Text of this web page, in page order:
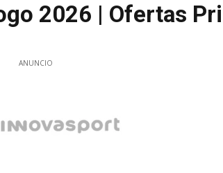
2026 | Ofertas
ANUNCIO